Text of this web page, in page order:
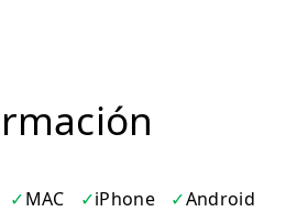
MAC iPhone Android